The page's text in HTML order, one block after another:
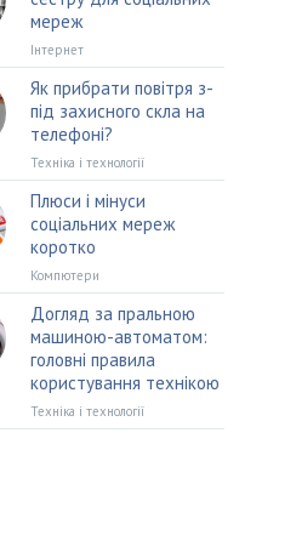
мереж
Інтернет
Як прибрати повітря з-
під захисного скла на
телефоні?
Техніка і технології
Плюси і мінуси
соціальних мереж
коротко
Компютери
Догляд за пральною
машиною-автоматом:
головні правила
користування технікою
Техніка і технології